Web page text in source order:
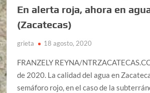
En alerta roja, ahora en
(Zacatecas)
grieta 18 agosto, 2020
FRANZELY REYNA/
de 2020. La calidad del agua en
semáforo rojo, en el caso de la